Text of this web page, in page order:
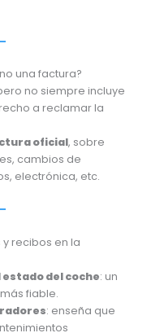
una factura?
no siempre incluye
a reclamar la
oficial, sobre
cambios de
electrónica, etc.
recibos en la
del coche: un
fiable.
: enseña que